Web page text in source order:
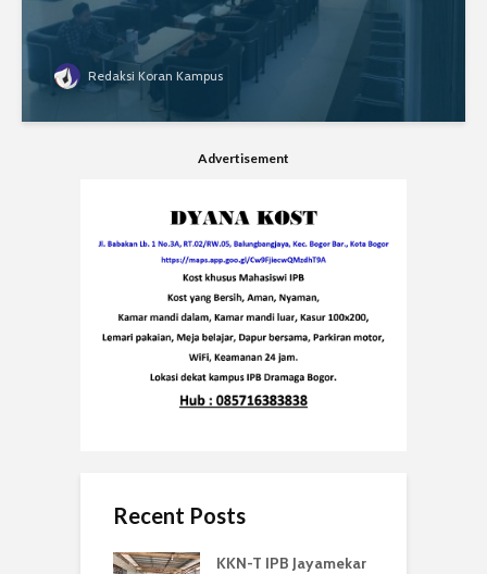
Redaksi Koran Kampus
Advertisement
Recent Posts
KKN-T IPB Jayamekar